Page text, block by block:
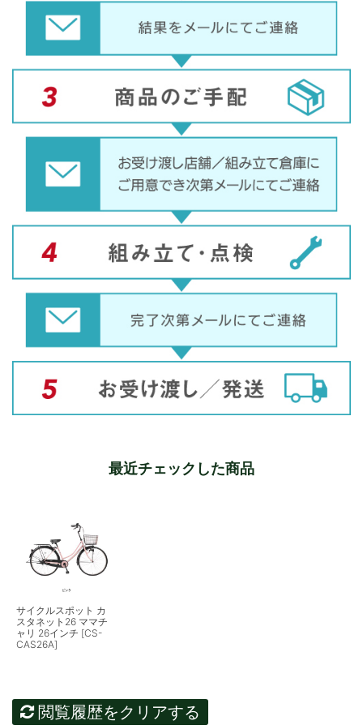
最近チェックした商品
サイクルスポット カ
スタネット26 ママチ
ャリ 26インチ [CS-
CAS26A]
閲覧履歴をクリアする